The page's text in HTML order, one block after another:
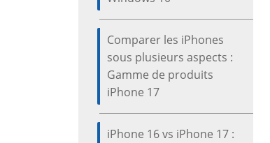
Comparer les iPhones
sous plusieurs aspects :
Gamme de produits
iPhone 17
iPhone 16 vs iPhone 17 :